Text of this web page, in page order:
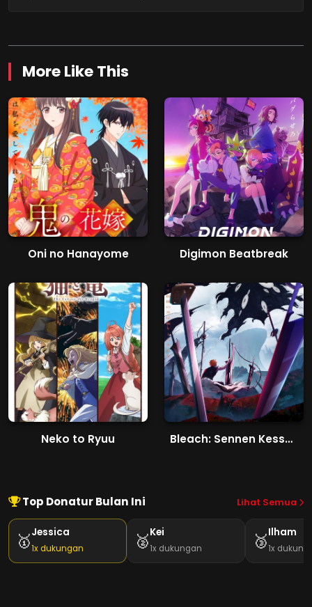
More Like This
Oni no Hanayome Digimon Beatbreak
Neko to Ryuu Bleach: Sennen Kessen-hen - Kashin-tan
Top Donatur Bulan Ini Lihat Semua
🥇Jessica
1x dukungan 🥈Kei
1x dukungan 🥉Ilham
1x